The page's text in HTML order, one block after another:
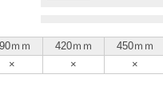
ｍｍ 420ｍｍ
450ｍｍ
× × ×